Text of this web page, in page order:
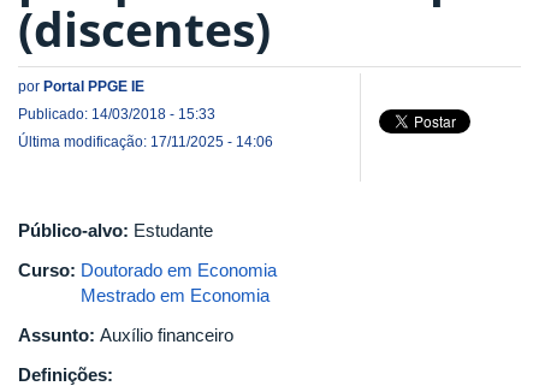
(discentes)
por Portal PPGE IE
Publicado: 14/03/2018 - 15:33
Última modificação: 17/11/2025 - 14:06
Público-alvo: Estudante
Curso: Doutorado em Economia
Mestrado em Economia
Assunto: Auxílio financeiro
Definições: